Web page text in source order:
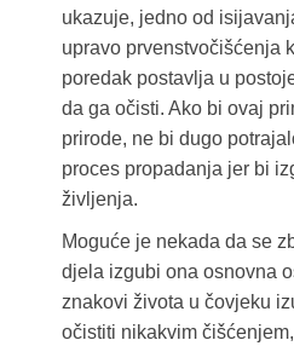
ukazuje, jedno od
upravo prvenstvočišćenja
poredak postavlja u
da ga očisti. Ako bi ovaj
prirode, ne bi dugo
proces propadanja jer bi
življenja.
Moguće je nekada da se
djela izgubi ona osnovna
znakovi života u čovjeku
očistiti nikakvim